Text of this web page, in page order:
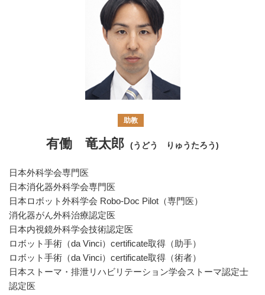
助教
有働 竜太郎 (うどう りゅうたろう)
日本外科学会専門医
日本消化器外科学会専門医
日本ロボット外科学会 Robo-Doc Pilot（専門医）
消化器がん外科治療認定医
日本内視鏡外科学会技術認定医
ロボット手術（da Vinci）certificate取得（助手）
ロボット手術（da Vinci）certificate取得（術者）
日本ストーマ・排泄リハビリテーション学会ストーマ認定士
認定医